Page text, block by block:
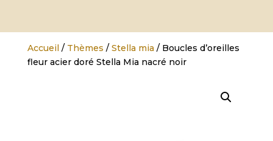
Accueil / Thèmes / Stella mia / Boucles d’oreilles
fleur acier doré Stella Mia nacré noir